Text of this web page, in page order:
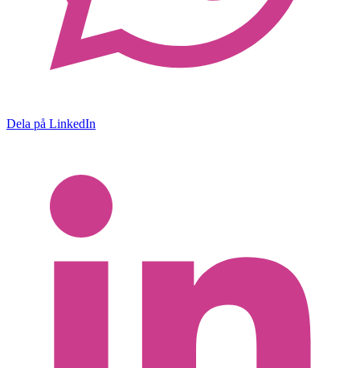
Dela på LinkedIn